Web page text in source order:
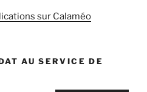
sur Calaméo
AU SERVICE DE